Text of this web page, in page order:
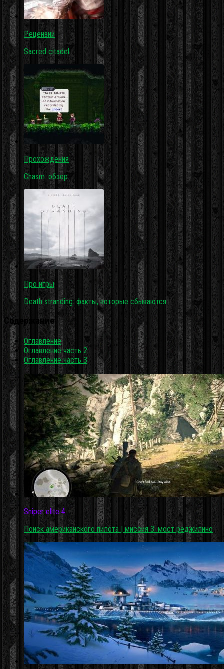
Рецензии
Sacred citadel
Прохождения
Chasm: обзор
Про игры
Death stranding: факты, которые сбываются
Содержание
Оглавление
Оглавление часть 2
Оглавление часть 3
Sniper elite 4
Поиск американского пилота | миссия 3: мост реджилино